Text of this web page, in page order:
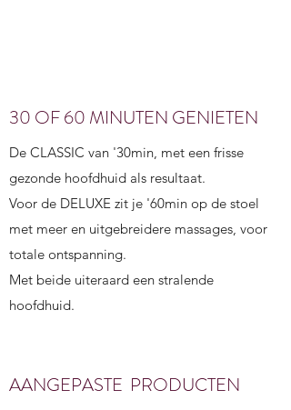
30 OF 60 MINUTEN GENIETEN
De CLASSIC van '30min, met een frisse
gezonde hoofdhuid als resultaat.
Voor de DELUXE zit je '60min op de stoel
met meer en uitgebreidere massages, voor
totale ontspanning.
Met beide uiteraard een stralende
hoofdhuid.
AANGEPASTE PRODUCTEN